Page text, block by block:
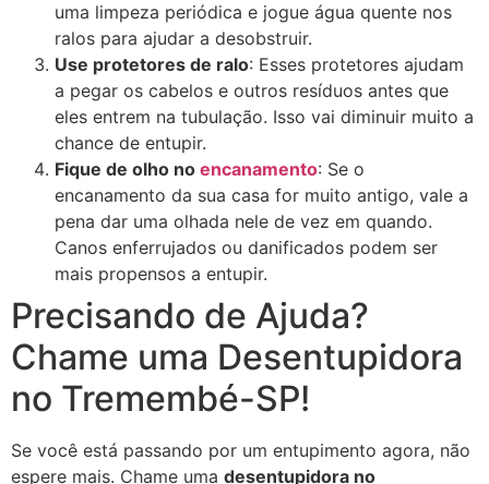
uma limpeza periódica e jogue água quente nos
ralos para ajudar a desobstruir.
Use protetores de ralo: Esses protetores ajudam
a pegar os cabelos e outros resíduos antes que
eles entrem na tubulação. Isso vai diminuir muito a
chance de entupir.
Fique de olho no encanamento: Se o
encanamento da sua casa for muito antigo, vale a
pena dar uma olhada nele de vez em quando.
Canos enferrujados ou danificados podem ser
mais propensos a entupir.
Precisando de Ajuda?
Chame uma Desentupidora
no Tremembé-SP!
Se você está passando por um entupimento agora, não
espere mais. Chame uma desentupidora no